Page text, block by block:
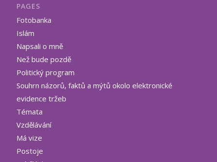
PAGES
Fotobanka
Islám
Napsali o mně
Než bude pozdě
Politický program
Souhrn názorů, faktů a mýtů okolo elektronické
evidence tržeb
Témata
Vzdělávání
Má vize
Postoje